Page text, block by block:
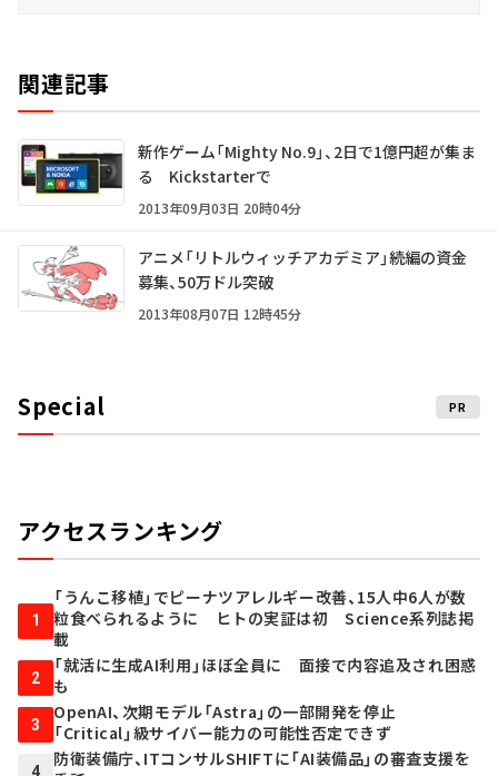
関連記事
新作ゲーム「Mighty No.9」、2日で1億円超が集ま
る Kickstarterで
2013年09月03日 20時04分
アニメ「リトルウィッチアカデミア」続編の資金
募集、50万ドル突破
2013年08月07日 12時45分
Special PR
アクセスランキング
1
「うんこ移植」でピーナツアレルギー改善、15人中6人が数
粒食べられるように ヒトの実証は初 Science系列誌掲
載
2
「就活に生成AI利用」ほぼ全員に 面接で内容追及され困惑
も
3
OpenAI、次期モデル「Astra」の一部開発を停止
「Critical」級サイバー能力の可能性否定できず
4
防衛装備庁、ITコンサルSHIFTに「AI装備品」の審査支援を